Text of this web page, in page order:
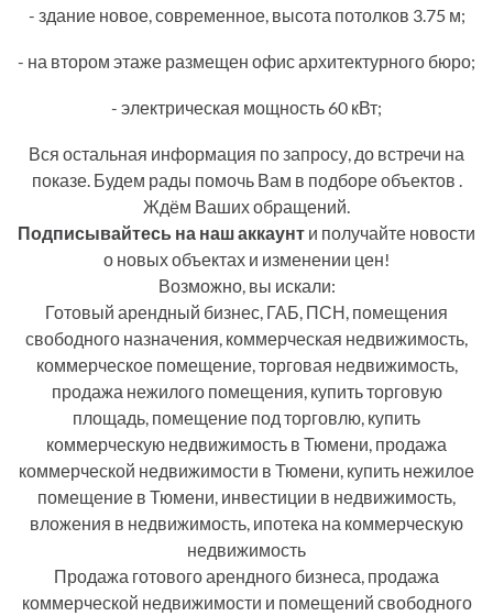
- здание новое, современное, высота потолков 3.75 м;
- на втором этаже размещен офис архитектурного бюро;
- электрическая мощность 60 кВт;
Вся остальная информация по запросу, до встречи на
показе. Будем рады помочь Вам в подборе объектов .
Ждём Ваших обращений.
Подписывайтесь на наш аккаунт и получайте новости
о новых объектах и изменении цен!
Возможно, вы искали:
Готовый арендный бизнес, ГАБ, ПСН, помещения
свободного назначения, коммерческая недвижимость,
коммерческое помещение, торговая недвижимость,
продажа нежилого помещения, купить торговую
площадь, помещение под торговлю, купить
коммерческую недвижимость в Тюмени, продажа
коммерческой недвижимости в Тюмени, купить нежилое
помещение в Тюмени, инвестиции в недвижимость,
вложения в недвижимость, ипотека на коммерческую
недвижимость
Продажа готового арендного бизнеса, продажа
коммерческой недвижимости и помещений свободного